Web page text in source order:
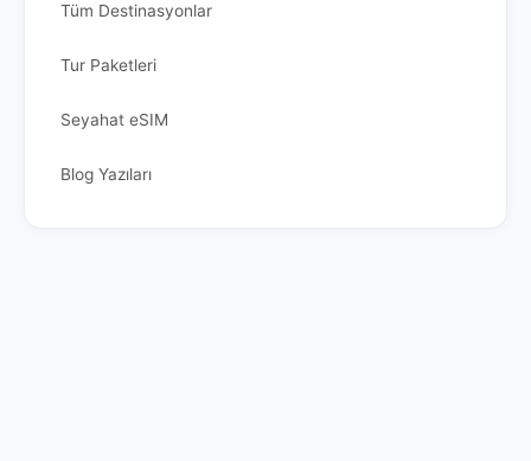
Tüm Destinasyonlar
Tur Paketleri
Seyahat eSIM
Blog Yazıları